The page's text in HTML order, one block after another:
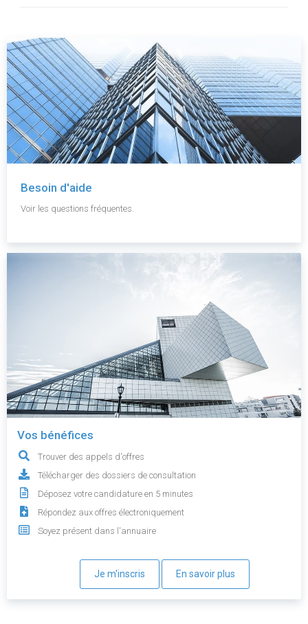
Besoin d'aide
Voir les questions fréquentes.
Vos bénéfices
Trouver des appels d'offres
Télécharger des dossiers de consultation
Déposez votre candidature en 5 minutes
Répondez aux offres électroniquement
Soyez présent dans l'annuaire
Je m'inscris En savoir plus